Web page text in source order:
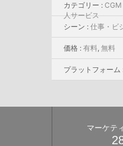
カテゴリー : CGM
人サービス
シーン : 仕事・ビ
価格 : 有料, 無料
プラットフォーム
マーケテ